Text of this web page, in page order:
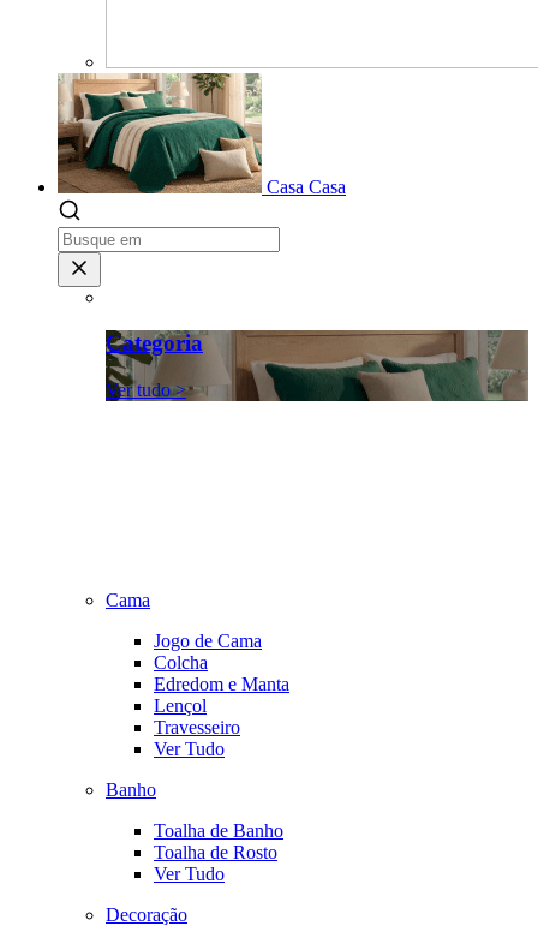
Casa Casa
Categoria
Ver tudo >
Cama
Jogo de Cama
Colcha
Edredom e Manta
Lençol
Travesseiro
Ver Tudo
Banho
Toalha de Banho
Toalha de Rosto
Ver Tudo
Decoração